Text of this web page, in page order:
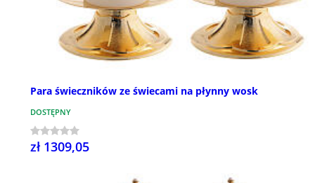
Para świeczników ze świecami na płynny wosk
DOSTĘPNY
zł 1309,05